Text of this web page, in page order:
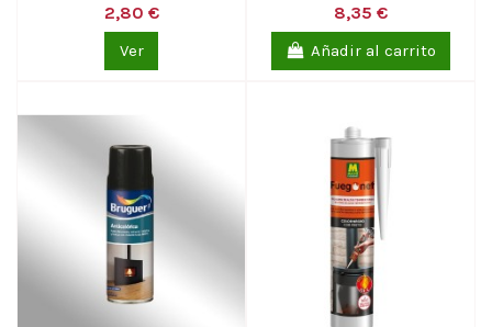
2,80 €
Ver
8,35 €
Añadir al carrito